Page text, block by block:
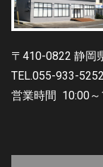
〒410-0822 静岡
TEL.055-933-5252
営業時間 10:00